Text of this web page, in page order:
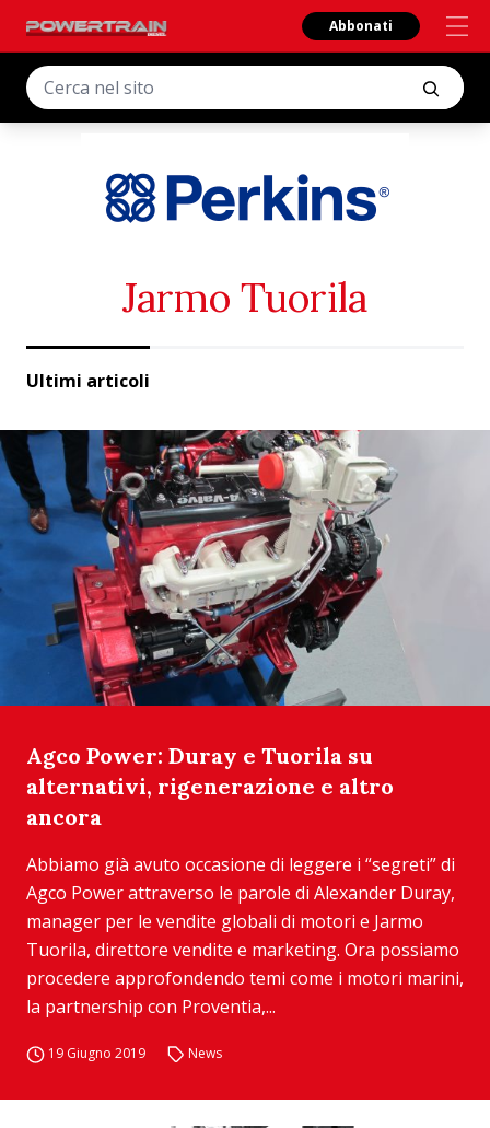
Abbonati
Jarmo Tuorila
Ultimi articoli
Agco Power: Duray e Tuorila su
alternativi, rigenerazione e altro
ancora
Abbiamo già avuto occasione di leggere i “segreti” di
Agco Power attraverso le parole di Alexander Duray,
manager per le vendite globali di motori e Jarmo
Tuorila, direttore vendite e marketing. Ora possiamo
procedere approfondendo temi come i motori marini,
la partnership con Proventia,...
19 Giugno 2019 News